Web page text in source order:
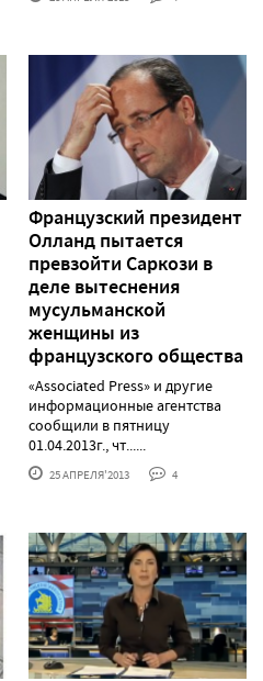
Французский президент
Олланд пытается
превзойти Саркози в
деле вытеснения
мусульманской
женщины из
французского общества
«Associated Press» и другие
информационные агентства
сообщили в пятницу
01.04.2013г., чт......
25 АПРЕЛЯ'2013 4